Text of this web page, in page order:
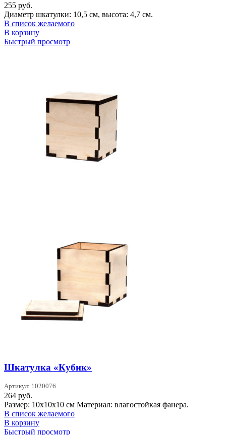
255 руб.
Диаметр шкатулки: 10,5 см, высота: 4,7 см.
В список желаемого
В корзину
Быстрый просмотр
Шкатулка «Кубик»
Артикул: 1020076
264 руб.
Размер: 10х10х10 см Материал: влагостойкая фанера.
В список желаемого
В корзину
Быстрый просмотр